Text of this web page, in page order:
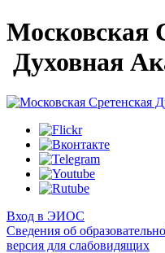
Московская
Духовная
Вход в ЭИОС
Сведения об
версия для слабовидящих